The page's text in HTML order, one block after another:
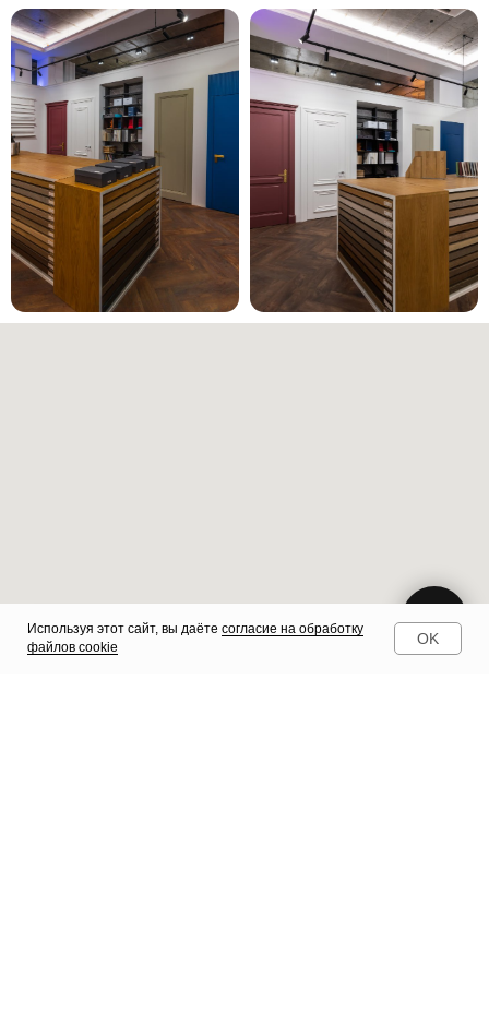
Используя этот сайт, вы даёте согласие на обработку
файлов cookie
OK